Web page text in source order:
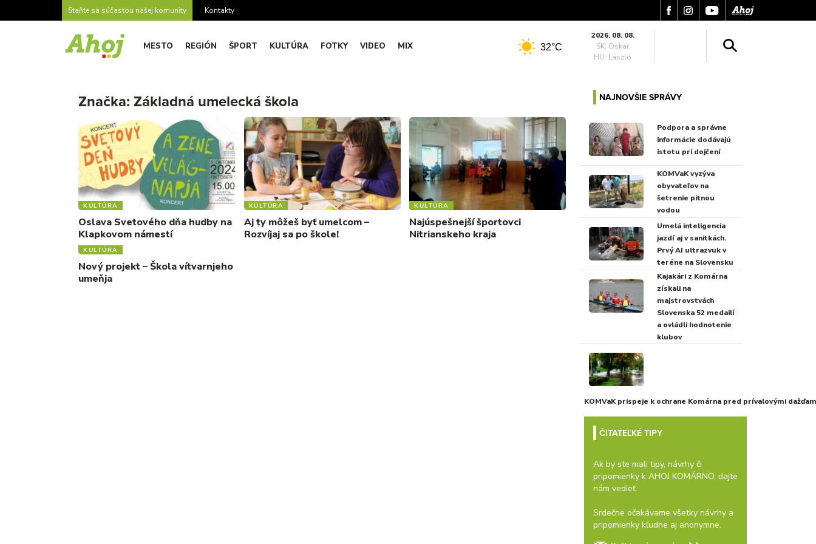
Staňte sa súčasťou našej komunity Kontakty
MESTO REGIÓN ŠPORT KULTÚRA FOTKY VIDEO MIX 32°C
2026. 08. 08.
SK: Oskár
HU: László
Značka: Základná umelecká škola
KULTÚRA
Oslava Svetového dňa hudby na
Klapkovom námestí
KULTÚRA
Aj ty môžeš byť umelcom –
Rozvíjaj sa po škole!
KULTÚRA
Najúspešnejší športovci
Nitrianskeho kraja
KULTÚRA
Nový projekt – Škola vítvarnjeho
umeňja
NAJNOVŠIE SPRÁVY
Podpora a správne
informácie dodávajú
istotu pri dojčení
KOMVaK vyzýva
obyvateľov na
šetrenie pitnou
vodou
Umelá inteligencia
jazdí aj v sanitkách.
Prvý AI ultrazvuk v
teréne na Slovensku
Kajakári z Komárna
získali na
majstrovstvách
Slovenska 52 medailí
a ovládli hodnotenie
klubov
KOMVaK prispeje k ochrane Komárna pred prívalovými
ČITATEĽKÉ TIPY
Ak by ste mali tipy, návrhy či
pripomienky k AHOJ KOMÁRNO, dajte
nám vedieť.
Srdečne očakávame všetky návrhy a
pripomienky kľudne aj anonymne.